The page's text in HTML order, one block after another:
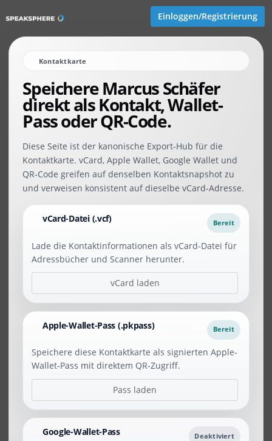
Einloggen/Registrierung
Kontaktkarte
Speichere ​Marcus Schäfer
direkt als Kontakt, Wallet-
Pass oder QR-Code.
Diese Seite ist der kanonische Export-Hub für die
Kontaktkarte. vCard, Apple Wallet, Google Wallet und
QR-Code greifen auf denselben Kontaktsnapshot zu
und verweisen konsistent auf dieselbe vCard-Adresse.
vCard-Datei (.vcf) Bereit
Lade die Kontaktinformationen als vCard-Datei für
Adressbücher und Scanner herunter.
vCard laden
Apple-Wallet-Pass (.pkpass) Bereit
Speichere diese Kontaktkarte als signierten Apple-
Wallet-Pass mit direktem QR-Zugriff.
Pass laden
Google-Wallet-Pass Deaktiviert